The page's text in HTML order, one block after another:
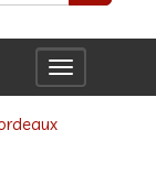
Toggle
navigation